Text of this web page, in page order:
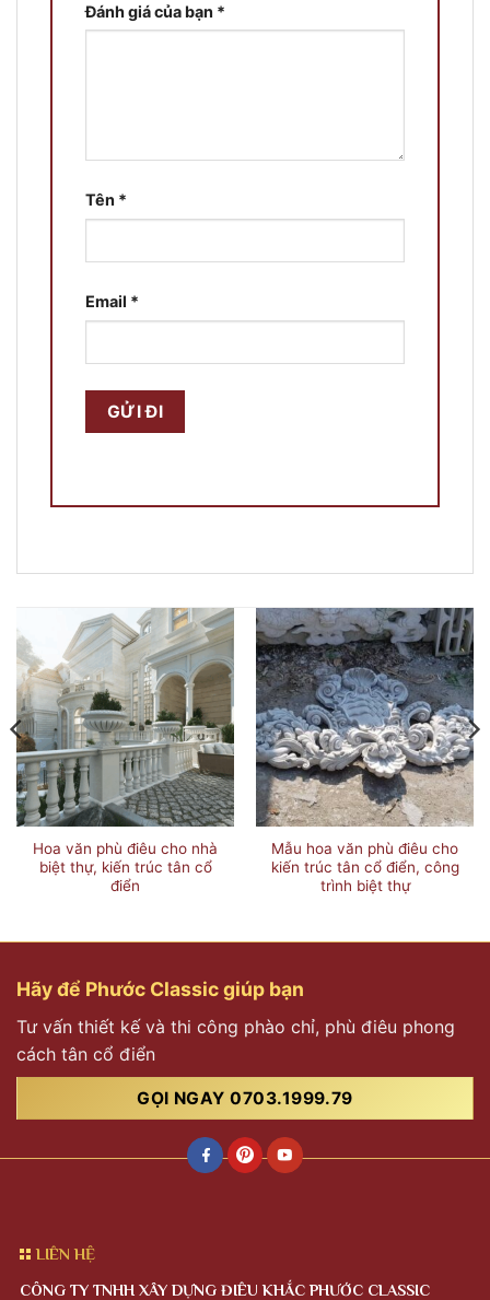
Đánh giá của bạn *
Tên *
Email *
Hoa văn phù điêu cho nhà
biệt thự, kiến trúc tân cổ
điển
Mẫu hoa văn phù điêu cho
kiến trúc tân cổ điển, công
trình biệt thự
Hãy để Phước Classic giúp bạn
Tư vấn thiết kế và thi công phào chỉ, phù điêu phong
cách tân cổ điển
GỌI NGAY 0703.1999.79
LIÊN HỆ
CÔNG TY TNHH XÂY DỰNG ĐIÊU KHẮC PHƯỚC CLASSIC